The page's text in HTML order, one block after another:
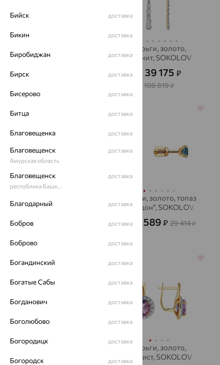
сапфир, INCRUA
13 464
Серьги, золото,
фианит, SOKOLOV
от 39 175₽
108 819₽
фианит, SOKOLOV
от 20 026
Серьги, золото, топаз
"лондон", SOKOLOV
от 10 589 ₽ 29 414₽
Серьги, золото,
Серьги, золото,
аметист, SOKOLOV
Бийск доставка
Бикин доставка
Биробиджан доставка
Бирск доставка
Бисерово доставка
Битца доставка
Благовещенка доставка
Благовещенск
Амурская область
доставка
Благовещенск
республика Башкортостан
доставка
Благодарный доставка
Бобров доставка
Боброво доставка
Богандинский доставка
Богатые Сабы доставка
Богданович доставка
Боголюбово доставка
Богородицк доставка
Богородск доставка